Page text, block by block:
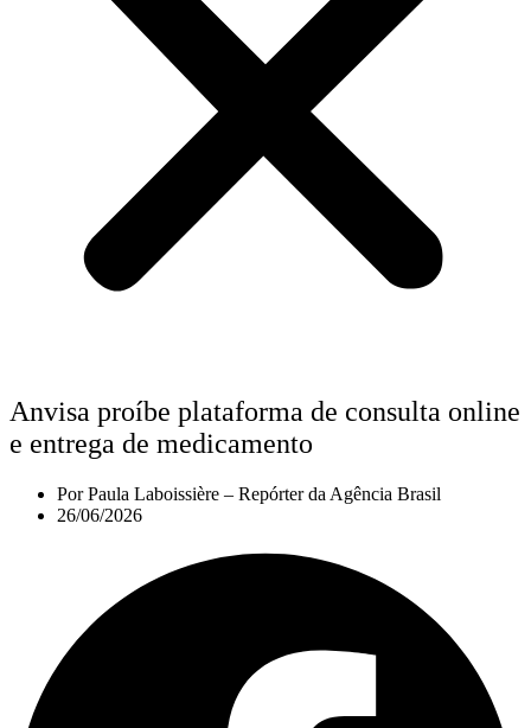
Anvisa proíbe plataforma de consulta online
e entrega de medicamento
PorPaula Laboissière – Repórter da Agência Brasil
26/06/2026